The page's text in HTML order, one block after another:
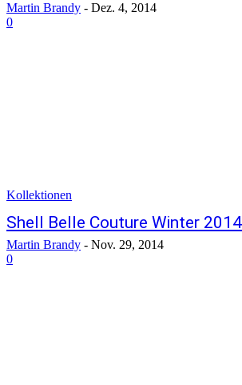
Martin Brandy - Dez. 4, 2014
0
Kollektionen
Shell Belle Couture Winter
Martin Brandy - Nov. 29, 2014
0